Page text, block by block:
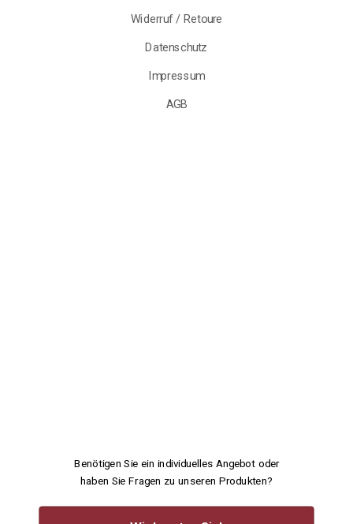
Widerruf / Retoure
Datenschutz
Impressum
AGB
Benötigen Sie ein individuelles Angebot oder
haben Sie Fragen zu unseren Produkten?